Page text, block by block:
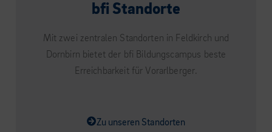
bfi Standorte
Mit zwei zentralen Standorten in Feldkirch und
Dornbirn bietet der bfi Bildungscampus beste
Erreichbarkeit für Vorarlberger.
Zu unseren Standorten